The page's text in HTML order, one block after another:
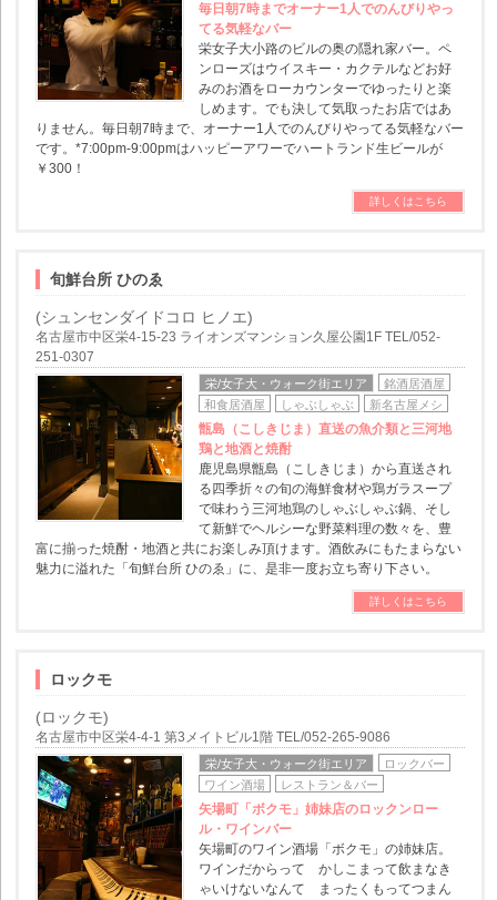
毎日朝7時までオーナー1人でのんびりやっ
てる気軽なバー
栄女子大小路のビルの奥の隠れ家バー。ペ
ンローズはウイスキー・カクテルなどお好
みのお酒をローカウンターでゆったりと楽
しめます。でも決して気取ったお店ではあ
りません。毎日朝7時まで、オーナー1人でのんびりやってる気軽なバー
です。*7:00pm-9:00pmはハッピーアワーでハートランド生ビールが
￥300！
詳しくはこちら
旬鮮台所 ひのゑ
(シュンセンダイドコロ ヒノエ)
名古屋市中区栄4-15-23 ライオンズマンション久屋公園1F TEL/052-
251-0307
栄/女子大・ウォーク街エリア
銘酒居酒屋
和食居酒屋
しゃぶしゃぶ 新名古屋メシ
甑島（こしきじま）直送の魚介類と三河地
鶏と地酒と焼酎
鹿児島県甑島（こしきじま）から直送され
る四季折々の旬の海鮮食材や鶏ガラスープ
で味わう三河地鶏のしゃぶしゃぶ鍋、そし
て新鮮でヘルシーな野菜料理の数々を、豊
富に揃った焼酎・地酒と共にお楽しみ頂けます。酒飲みにもたまらない
魅力に溢れた「旬鮮台所 ひのゑ」に、是非一度お立ち寄り下さい。
詳しくはこちら
ロックモ
(ロックモ)
名古屋市中区栄4-4-1 第3メイトビル1階 TEL/052-265-9086
栄/女子大・ウォーク街エリア
ロックバー
ワイン酒場
レストラン＆バー
矢場町「ボクモ」姉妹店のロックンロー
ル・ワインバー
矢場町のワイン酒場「ボクモ」の姉妹店。
ワインだからって かしこまって飲まなき
ゃいけないなんて まったくもってつまん